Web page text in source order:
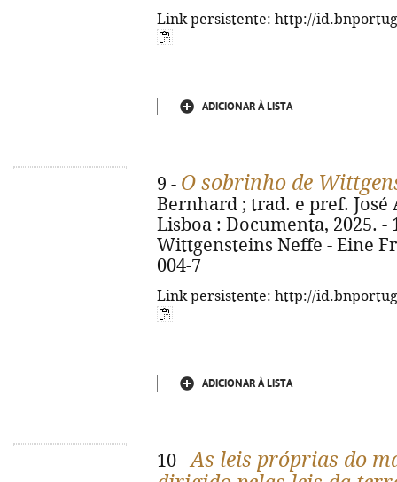
Link persistente: http://
ADICIONAR À LISTA
9 - O sobrinho de
Bernhard ; trad. e pref. José
Lisboa : Documenta, 2025. -
Wittgensteins Neffe - Eine
004-7
Link persistente: http://
ADICIONAR À LISTA
10 -As leis próprias do